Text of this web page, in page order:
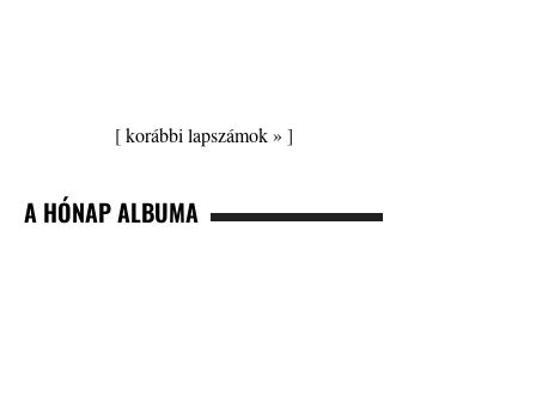
[korábbi lapszámok » ]
A HÓNAP ALBUMA